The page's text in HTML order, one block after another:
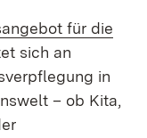
für die
sich an
in
– ob Kita,